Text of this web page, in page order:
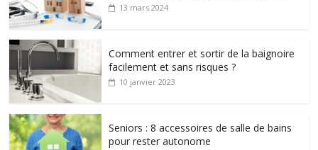
13 mars 2024
Comment entrer et sortir de la baignoire
facilement et sans risques ?
10 janvier 2023
Seniors : 8 accessoires de salle de bains
pour rester autonome